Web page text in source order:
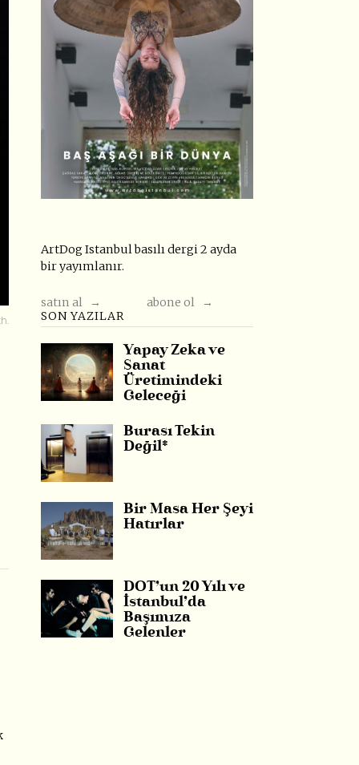
ArtDog Istanbul basılı dergi 2 ayda
bir yayımlanır.
satın al →
abone ol →
SON YAZILAR
Yapay Zeka ve
Sanat
Üretimindeki
Geleceği
Burası Tekin
Değil*
Bir Masa Her Şeyi
Hatırlar
DOT’un 20 Yılı ve
İstanbul’da
Başımıza
Gelenler